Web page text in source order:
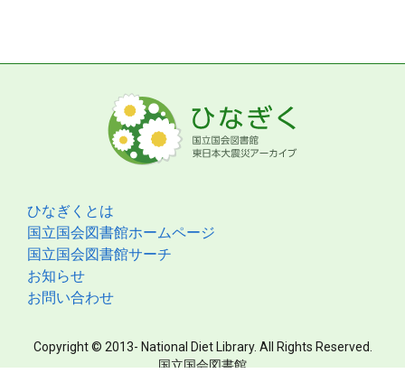
ひなぎくとは
国立国会図書館ホームページ
国立国会図書館サーチ
お知らせ
お問い合わせ
Copyright © 2013- National Diet Library. All Rights Reserved.